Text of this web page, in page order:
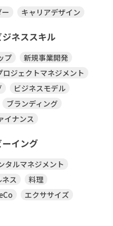
キャリアデザイン
ネススキル
プ
新規事業開発
ロジェクトマネジメント
ビジネスモデル
ブランディング
イナンス
ーイング
タルマネジメント
ス
料理
エクササイズ